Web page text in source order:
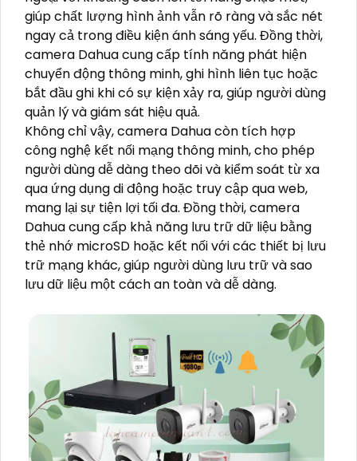
giúp chất lượng hình ảnh vẫn rõ ràng và sắc nét
ngay cả trong điều kiện ánh sáng yếu. Đồng thời,
camera Dahua cung cấp tính năng phát hiện
chuyển động thông minh, ghi hình liên tục hoặc
bắt đầu ghi khi có sự kiện xảy ra, giúp người dùng
quản lý và giám sát hiệu quả.
Không chỉ vậy, camera Dahua còn tích hợp
công nghệ kết nối mạng thông minh, cho phép
người dùng dễ dàng theo dõi và kiểm soát từ xa
qua ứng dụng di động hoặc truy cập qua web,
mang lại sự tiện lợi tối đa. Đồng thời, camera
Dahua cung cấp khả năng lưu trữ dữ liệu bằng
thẻ nhớ microSD hoặc kết nối với các thiết bị lưu
trữ mạng khác, giúp người dùng lưu trữ và sao
lưu dữ liệu một cách an toàn và dễ dàng.